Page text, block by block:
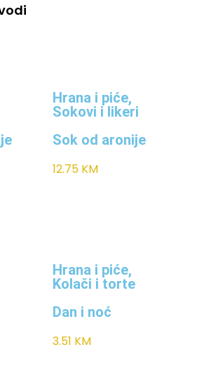
Hrana i piće,
Sokovi i likeri
Sok od aronije
12.75 KM
Hrana i piće,
Kolači i torte
Dan i noć
3.51 KM